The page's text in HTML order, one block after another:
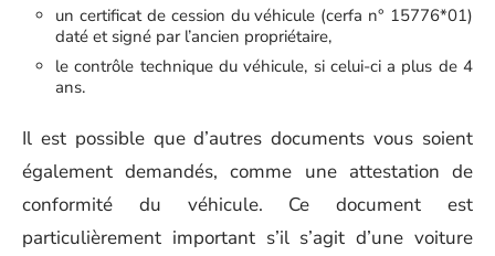
un certificat de cession du véhicule (cerfa n° 15776*01)
daté et signé par l’ancien propriétaire,
le contrôle technique du véhicule, si celui-ci a plus de 4
ans.
Il est possible que d’autres documents vous soient
également demandés, comme une attestation de
conformité du véhicule. Ce document est
particulièrement important s’il s’agit d’une voiture